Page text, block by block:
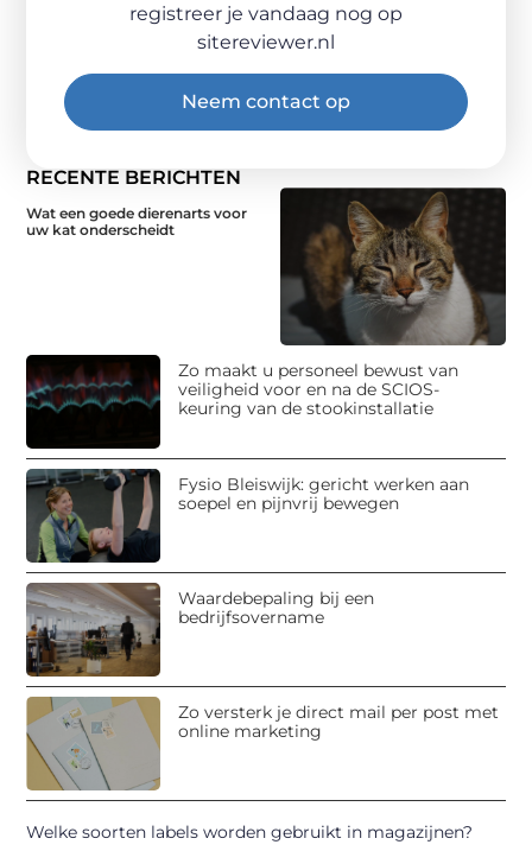
RECENTE BERICHTEN
Wat een goede dierenarts voor
uw kat onderscheidt
Zo maakt u personeel bewust van
veiligheid voor en na de SCIOS-
keuring van de stookinstallatie
Fysio Bleiswijk: gericht werken aan
soepel en pijnvrij bewegen
Waardebepaling bij een
bedrijfsovername
Zo versterk je direct mail per post met
online marketing
Welke soorten labels worden gebruikt in magazijnen?
registreer je vandaag nog op
sitereviewer.nl
Neem contact op